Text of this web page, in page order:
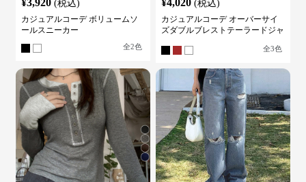
カジュアルコーデ ボリュームソ
ールスニーカー
カジュアルコーデ オーバーサイ
ズダブルブレストテーラードジャ
ケット
全3 色